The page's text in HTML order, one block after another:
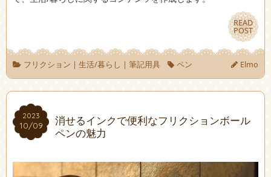
READ
POST
READ
POST
フリクション | 生活/暮らし | 筆記用具 ペン Elmo
2023
10/09
2023
10/09
消せるインクで便利なフリクションボール
ペンの魅力